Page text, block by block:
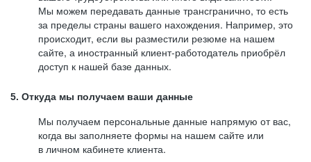
Мы можем передавать данные трансгранично, то есть
за пределы страны вашего нахождения. Например, это
происходит, если вы разместили резюме на нашем
сайте, а иностранный клиент-работодатель приобрёл
доступ к нашей базе данных.
5. Откуда мы получаем ваши данные
Мы получаем персональные данные напрямую от вас,
когда вы заполняете формы на нашем сайте или
в личном кабинете клиента.